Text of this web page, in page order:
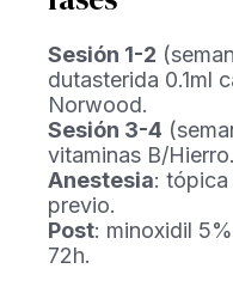
Sesión 1-2
dutasterida 0.1ml
Norwood.
Sesión 3-4
vitaminas B/Hierro.
Anestesia:
previo.
Post: minoxidil
72h.